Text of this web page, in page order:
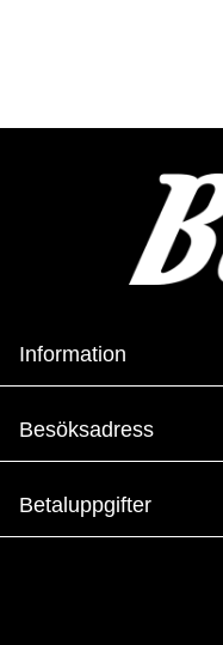
Information
Besöksadress
Betaluppgifter